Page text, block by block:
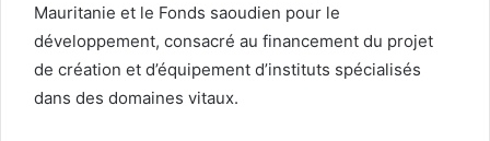
Mauritanie et le Fonds saoudien pour le
développement, consacré au financement du projet
de création et d’équipement d’instituts spécialisés
dans des domaines vitaux.